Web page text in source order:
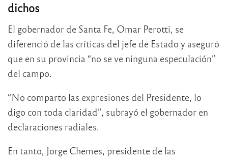
dichos
El gobernador de Santa Fe, Omar Perotti, se
diferenció de las críticas del jefe de Estado y aseguró
que en su provincia “no se ve ninguna especulación”
del campo.
“No comparto las expresiones del Presidente, lo
digo con toda claridad”, subrayó el gobernador en
declaraciones radiales.
En tanto, Jorge Chemes, presidente de las